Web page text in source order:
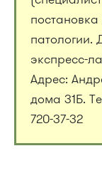
патологии.
экспресс-
Адрес:
дома 31Б.
720-37-32